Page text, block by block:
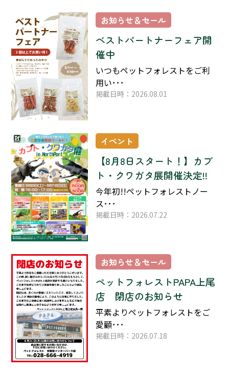
お知らせ＆セール
ベストパートナーフェア開
催中
いつもペットフォレストをご利
用い･･･
掲載日時：2026.08.01
イベント
【8月8日スタート！】カブ
ト・クワガタ展開催決定!!
今年初!!ペットフォレストノー
ス･･･
掲載日時：2026.07.22
お知らせ＆セール
ペットフォレストPAPA上尾
店 閉店のお知らせ
平素よりペットフォレストをご
愛顧･･･
掲載日時：2026.07.18